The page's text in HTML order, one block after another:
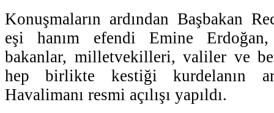
Konuşmaların ardından Başbakan
eşi hanım efendi Emine
bakanlar, milletvekilleri, valiler ve
hep birlikte kestiği kurdelanın
Havalimanı resmi açılışı yapıldı.